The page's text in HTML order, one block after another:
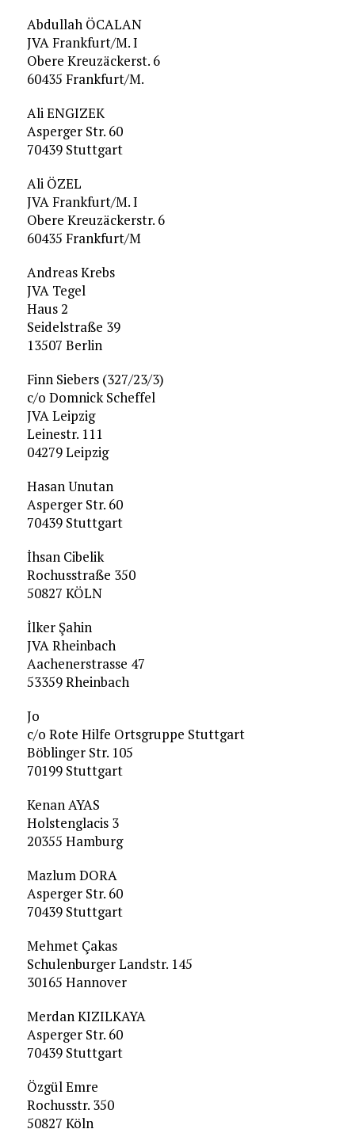
Abdullah ÖCALAN
JVA Frankfurt/M. I
Obere Kreuzäckerst. 6
60435 Frankfurt/M.
Ali ENGIZEK
Asperger Str. 60
70439 Stuttgart
Ali ÖZEL
JVA Frankfurt/M. I
Obere Kreuzäckerstr. 6
60435 Frankfurt/M
Andreas Krebs
JVA Tegel
Haus 2
Seidelstraße 39
13507 Berlin
Finn Siebers (327/23/3)
c/o Domnick Scheffel
JVA Leipzig
Leinestr. 111
04279 Leipzig
Hasan Unutan
Asperger Str. 60
70439 Stuttgart
İhsan Cibelik
Rochusstraße 350
50827 KÖLN
İlker Şahin
JVA Rheinbach
Aachenerstrasse 47
53359 Rheinbach
Jo
c/o Rote Hilfe Ortsgruppe Stuttgart
Böblinger Str. 105
70199 Stuttgart
Kenan AYAS
Holstenglacis 3
20355 Hamburg
Mazlum DORA
Asperger Str. 60
70439 Stuttgart
Mehmet Çakas
Schulenburger Landstr. 145
30165 Hannover
Merdan KIZILKAYA
Asperger Str. 60
70439 Stuttgart
Özgül Emre
Rochusstr. 350
50827 Köln